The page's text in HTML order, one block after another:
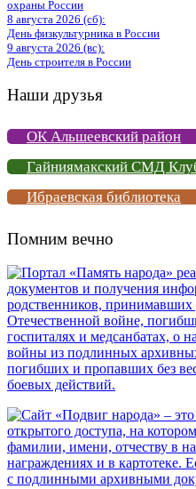
охраны России
8 августа 2026 (сб):
День физкультурника в России
9 августа 2026 (вс):
День строителя в России
Наши друзья
ОК Альшеевский район
Гайниямакский СМД
Ибраевская библиотека
Помним вечно